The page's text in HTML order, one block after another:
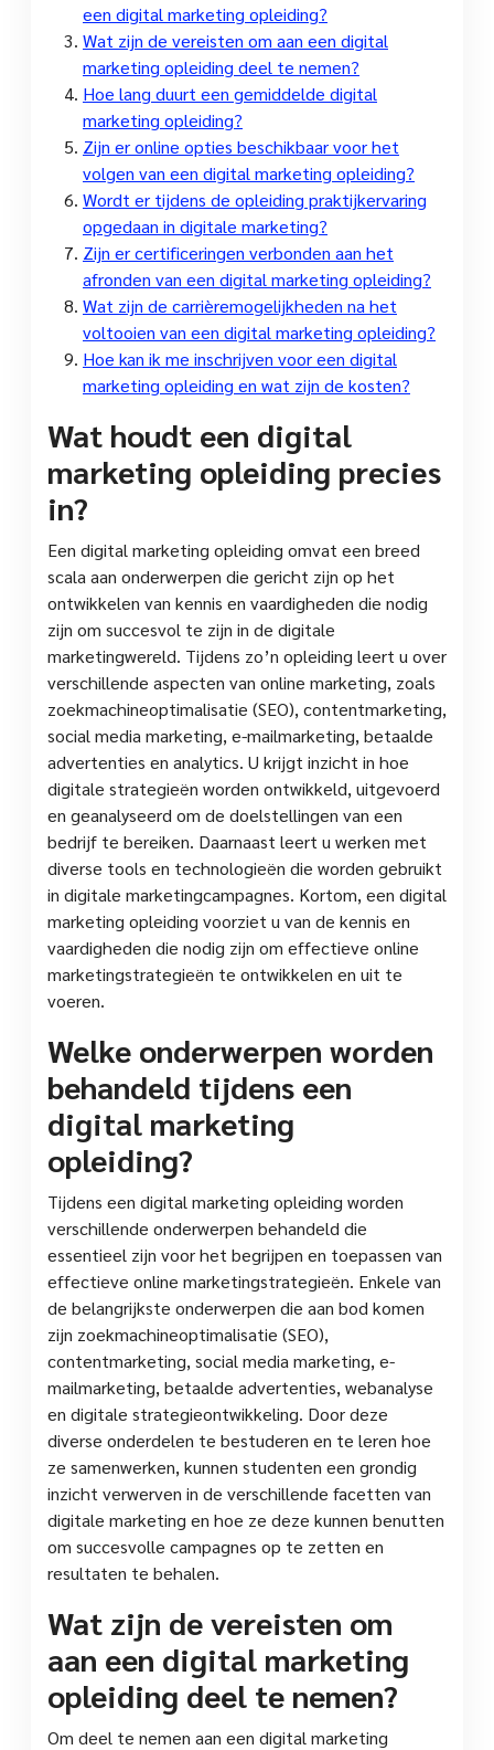
een digital marketing opleiding?
Wat zijn de vereisten om aan een digital
marketing opleiding deel te nemen?
Hoe lang duurt een gemiddelde digital
marketing opleiding?
Zijn er online opties beschikbaar voor het
volgen van een digital marketing opleiding?
Wordt er tijdens de opleiding praktijkervaring
opgedaan in digitale marketing?
Zijn er certificeringen verbonden aan het
afronden van een digital marketing opleiding?
Wat zijn de carrièremogelijkheden na het
voltooien van een digital marketing opleiding?
Hoe kan ik me inschrijven voor een digital
marketing opleiding en wat zijn de kosten?
Wat houdt een digital
marketing opleiding precies
in?
Een digital marketing opleiding omvat een breed
scala aan onderwerpen die gericht zijn op het
ontwikkelen van kennis en vaardigheden die nodig
zijn om succesvol te zijn in de digitale
marketingwereld. Tijdens zo’n opleiding leert u over
verschillende aspecten van online marketing, zoals
zoekmachineoptimalisatie (SEO), contentmarketing,
social media marketing, e-mailmarketing, betaalde
advertenties en analytics. U krijgt inzicht in hoe
digitale strategieën worden ontwikkeld, uitgevoerd
en geanalyseerd om de doelstellingen van een
bedrijf te bereiken. Daarnaast leert u werken met
diverse tools en technologieën die worden gebruikt
in digitale marketingcampagnes. Kortom, een digital
marketing opleiding voorziet u van de kennis en
vaardigheden die nodig zijn om effectieve online
marketingstrategieën te ontwikkelen en uit te
voeren.
Welke onderwerpen worden
behandeld tijdens een
digital marketing
opleiding?
Tijdens een digital marketing opleiding worden
verschillende onderwerpen behandeld die
essentieel zijn voor het begrijpen en toepassen van
effectieve online marketingstrategieën. Enkele van
de belangrijkste onderwerpen die aan bod komen
zijn zoekmachineoptimalisatie (SEO),
contentmarketing, social media marketing, e-
mailmarketing, betaalde advertenties, webanalyse
en digitale strategieontwikkeling. Door deze
diverse onderdelen te bestuderen en te leren hoe
ze samenwerken, kunnen studenten een grondig
inzicht verwerven in de verschillende facetten van
digitale marketing en hoe ze deze kunnen benutten
om succesvolle campagnes op te zetten en
resultaten te behalen.
Wat zijn de vereisten om
aan een digital marketing
opleiding deel te nemen?
Om deel te nemen aan een digital marketing